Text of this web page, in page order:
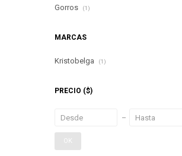
Gorros (1)
MARCAS
Kristobelga (1)
PRECIO ($)
OK